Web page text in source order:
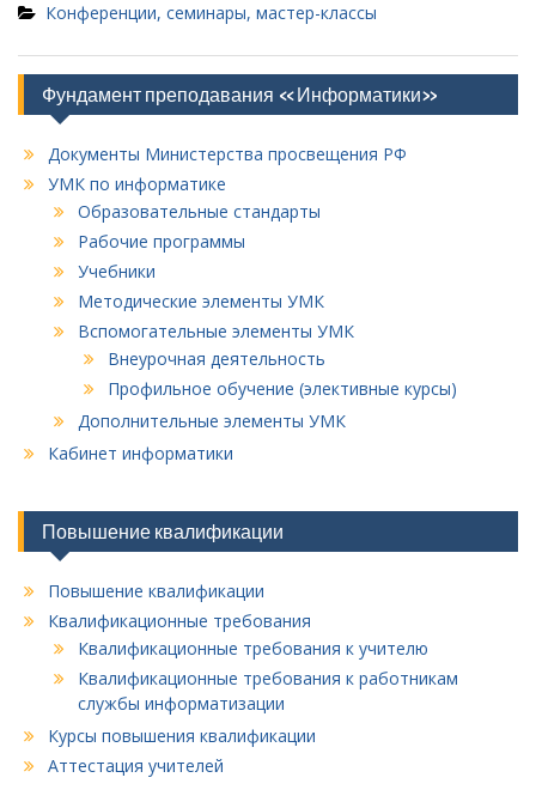
Конференции, семинары, мастер-классы
Фундамент преподавания «Информатики»
Документы Министерства просвещения РФ
УМК по информатике
Образовательные стандарты
Рабочие программы
Учебники
Методические элементы УМК
Вспомогательные элементы УМК
Внеурочная деятельность
Профильное обучение (элективные курсы)
Дополнительные элементы УМК
Кабинет информатики
Повышение квалификации
Повышение квалификации
Квалификационные требования
Квалификационные требования к учителю
Квалификационные требования к работникам
службы информатизации
Курсы повышения квалификации
Аттестация учителей